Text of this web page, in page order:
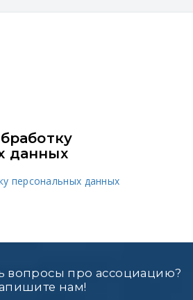
данных
персональных данных
вопросы про ассоциацию?
нам!